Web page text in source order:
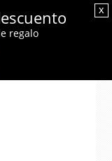
regalo
x